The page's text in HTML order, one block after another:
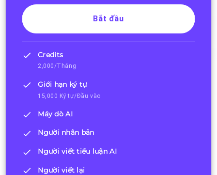
Bắt đầu
Credits
2,000/Tháng
Giới hạn ký tự
15,000 Ký tự/Đầu vào
Máy dò AI
Người nhân bản
Người viết tiểu luận AI
Người viết lại